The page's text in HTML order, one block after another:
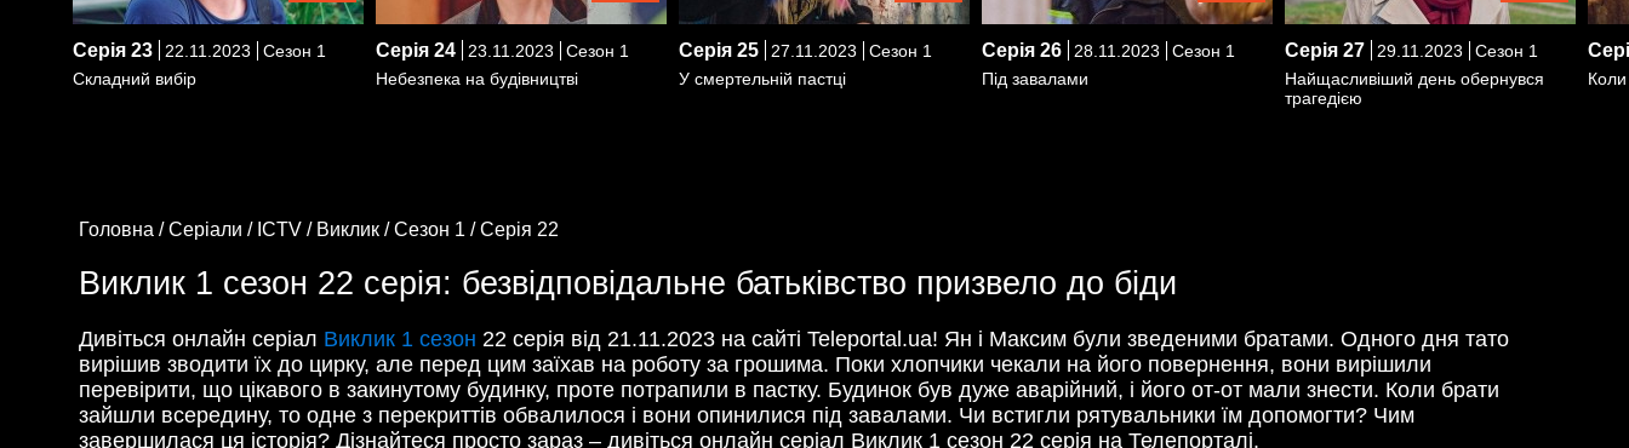
Серія 23 22.11.2023
Сезон 1
Складний вибір
Серія 24 23.11.2023
Сезон 1
Небезпека на будівництві
Серія 25 27.11.2023
Сезон 1
У смертельній пастці
Серія 26 28.11.2023
Сезон 1
Під завалами
Серія 27 29.11.2023
Сезон 1
Найщасливіший день обернувся
трагедією
Коли
Головна /Серіали / ICTV / Виклик /Сезон 1 /Серія 22
Виклик 1 сезон 22 серія: безвідповідальне батьківство призвело до біди
Дивіться онлайн серіал Виклик 1 сезон 22 серія від 21.11.2023 на сайті Teleportal.ua! Ян і Максим були зведеними братами. Одного дня тато
вирішив зводити їх до цирку, але перед цим заїхав на роботу за грошима. Поки хлопчики чекали на його повернення, вони вирішили
перевірити, що цікавого в закинутому будинку, проте потрапили в пастку. Будинок був дуже аварійний, і його от-от мали знести. Коли брати
зайшли всередину, то одне з перекриттів обвалилося і вони опинилися під завалами. Чи встигли рятувальники їм допомогти? Чим
завершилася ця історія? Дізнайтеся просто зараз – дивіться онлайн серіал Виклик 1 сезон 22 серія на Телепорталі.